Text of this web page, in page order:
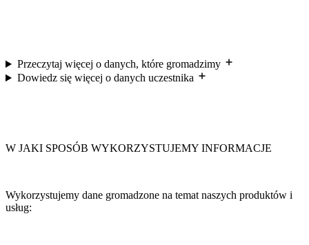
Przeczytaj więcej o danych, które gromadzimy
Dowiedz się więcej o danych uczestnika
W JAKI SPOSÓB WYKORZYSTUJEMY INFORMACJE
Wykorzystujemy dane gromadzone na temat naszych produktów i
usług: